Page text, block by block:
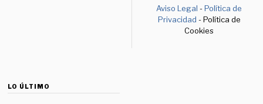
Aviso Legal -Política de
Privacidad - Política de
Cookies
LO ÚLTIMO